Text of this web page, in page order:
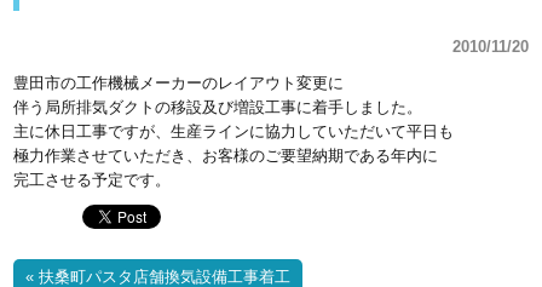
2010/11/20
豊田市の工作機械メーカーのレイアウト変更に
伴う局所排気ダクトの移設及び増設工事に着手しました。
主に休日工事ですが、生産ラインに協力していただいて平日も
極力作業させていただき、お客様のご要望納期である年内に
完工させる予定です。
« 扶桑町パスタ店舗換気設備工事着工